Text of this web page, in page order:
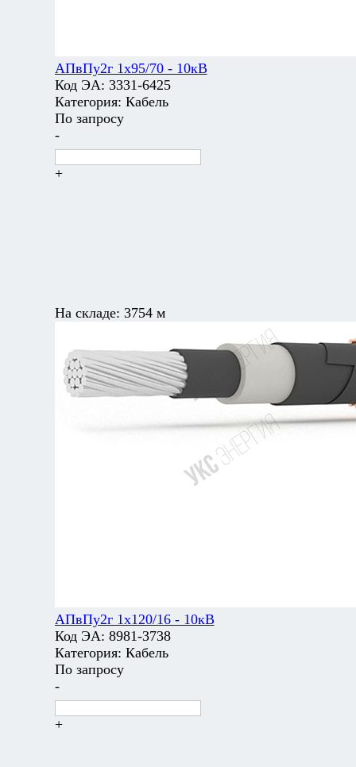
АПвПу2г 1х95/70 - 10кВ
Код ЭА: 3331-6425
Категория: Кабель
По запросу
-
+
На складе: 3754 м
АПвПу2г 1х120/16 - 10кВ
Код ЭА: 8981-3738
Категория: Кабель
По запросу
-
+